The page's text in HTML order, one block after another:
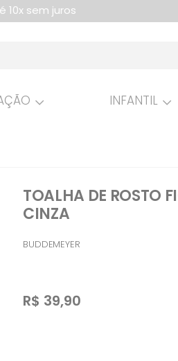
sem juros
Grátis na loja
INFANTIL
TOALHA DE ROSTO
CINZA
BUDDEMEYER
R$ 39,90